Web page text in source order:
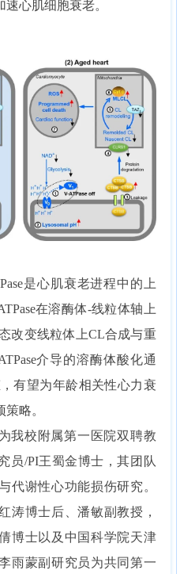
心肌细胞衰老。
是心肌衰老进程中的上
在溶酶体-线粒体轴上
改变线粒体上CL合成与重
介导的溶酶体酸化通
有望为年龄相关性心力衰
略。
我校附属第一医院双聘教
员/PI王蜀金博士，其团队
代谢性心功能损伤研究。
涛博士后、潘敏副教授，
博士以及中国科学院天津
雨蒙副研究员为共同第一